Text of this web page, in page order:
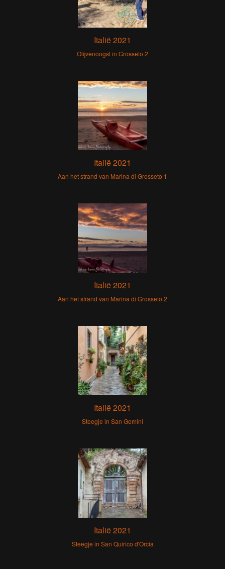
Italië 2021
Olijvenoogst in Grosseto 2
Italië 2021
Aan het strand van Marina di Grosseto 1
Italië 2021
Aan het strand van Marina di Grosseto 2
Italië 2021
Steegje in San Gemini
Italië 2021
Steegje in San Quirico d'Orcia